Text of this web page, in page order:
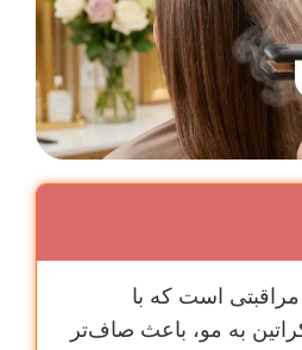
است که با
به مو، باعث صاف‌تر